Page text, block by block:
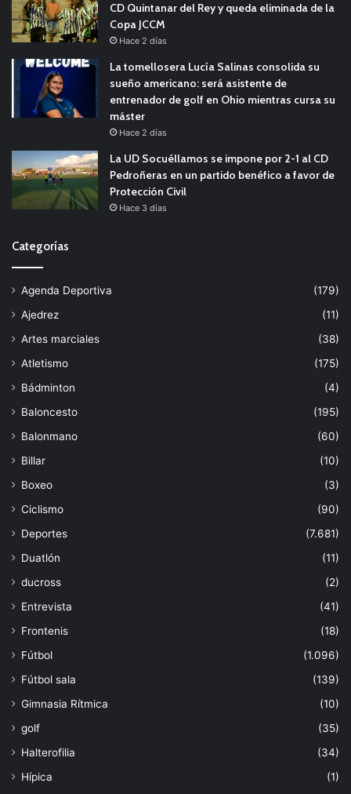
CD Quintanar del Rey y queda eliminada de la
Copa JCCM
Hace 2 días
La tomellosera Lucía Salinas consolida su
sueño americano: será asistente de
entrenador de golf en Ohio mientras cursa su
máster
Hace 2 días
La UD Socuéllamos se impone por 2-1 al CD
Pedroñeras en un partido benéfico a favor de
Protección Civil
Hace 3 días
Categorías
Agenda Deportiva
(179)
Ajedrez
(11)
Artes marciales
(38)
Atletismo
(175)
Bádminton
(4)
Baloncesto
(195)
Balonmano
(60)
Billar
(10)
Boxeo
(3)
Ciclismo
(90)
Deportes
(7.681)
Duatlón
(11)
ducross
(2)
Entrevista
(41)
Frontenis
(18)
Fútbol
(1.096)
Fútbol sala
(139)
Gimnasia Rítmica
(10)
golf
(35)
Halterofilia
(34)
Hípica
(1)